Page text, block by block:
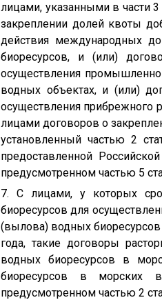
лицами, указанными в части
закреплении долей квоты
действия международных
биоресурсов, и (или)
осуществления
водных объектах, и (или)
осуществления прибрежного
лицами договоров о
установленный частью 2
предоставленной
предусмотренном частью 5
7. С лицами, у которых
биоресурсов для
(вылова) водных
года, такие договоры
водных биоресурсов в
биоресурсов в морских
предусмотренном частью 2